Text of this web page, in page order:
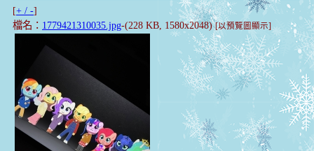
[+ / -]
檔名： 1779421310035.jpg-(228 KB, 1580x2048)[以預覽圖顯示]